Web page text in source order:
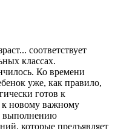
соответствует
классах.
Ко времени
уже, как правило,
готов к
к новому важному
выполнению
которые предъявляет